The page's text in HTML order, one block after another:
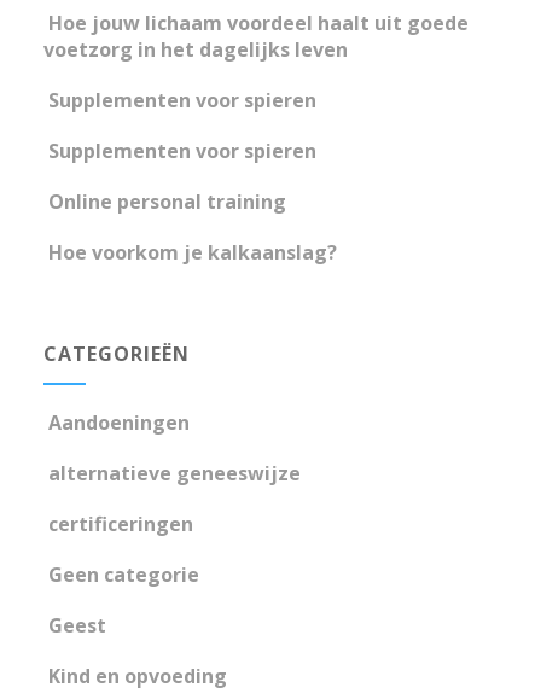
Hoe jouw lichaam voordeel haalt uit goede
voetzorg in het dagelijks leven
Supplementen voor spieren
Supplementen voor spieren
Online personal training
Hoe voorkom je kalkaanslag?
CATEGORIEËN
Aandoeningen
alternatieve geneeswijze
certificeringen
Geen categorie
Geest
Kind en opvoeding